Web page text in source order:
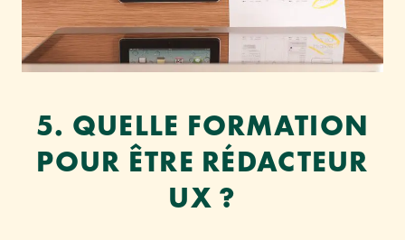
5. QUELLE FORMATION
POUR ÊTRE RÉDACTEUR
UX ?